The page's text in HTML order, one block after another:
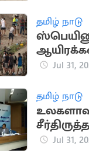
தமிழ் நாடு
அகதிகள்
சிக்கி 9
Jul 31,
தமிழ் நாடு
Jul 31,